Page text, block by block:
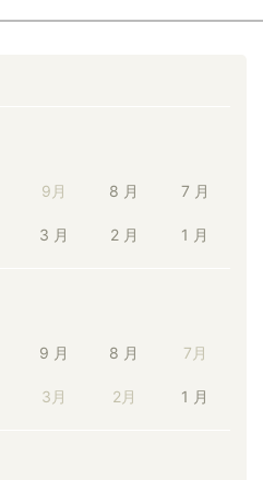
9月 8 月 7 月
3 月 2 月 1 月
9 月 8 月 7月
3月 2月 1 月